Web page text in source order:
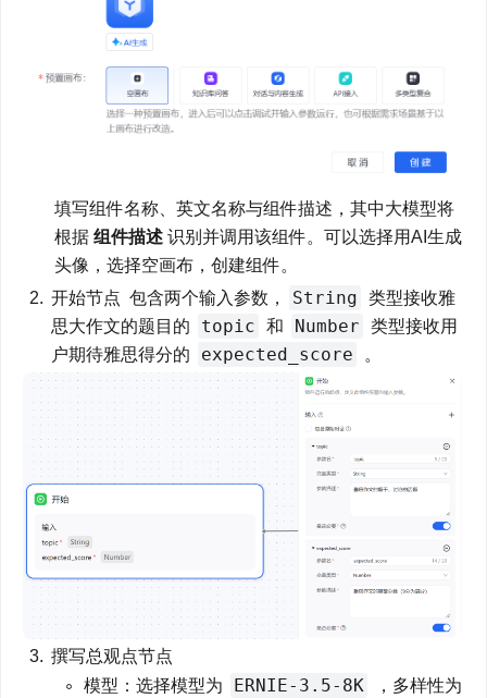
填写组件名称、英文名称与组件描述，其中大模型将
根据 组件描述 识别并调用该组件。可以选择用AI生成
头像，选择空画布，创建组件。
开始节点  包含两个输入参数，
String
类型接收雅
思大作文的题目的
topic 和 Number
类型接收用
户期待雅思得分的
expected_score 。
撰写总观点节点
模型：选择模型为
ERNIE-3.5-8K
，多样性为